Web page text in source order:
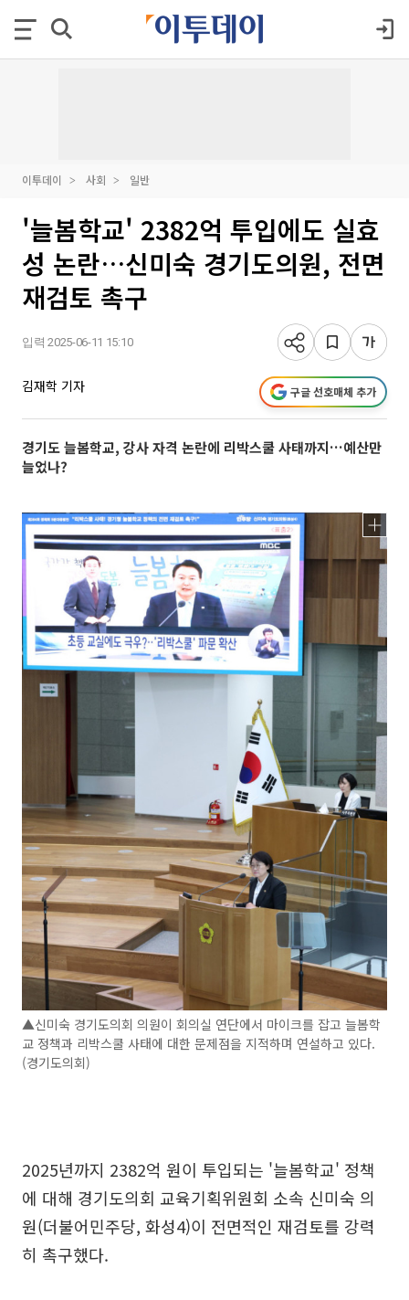
이투데이 사회 일반
'늘봄학교' 2382억 투입에도 실효
성 논란…신미숙 경기도의원, 전면
재검토 촉구
입력 2025-06-11 15:10
김재학 기자 구글 선호매체 추가
경기도 늘봄학교, 강사 자격 논란에 리박스쿨 사태까지…예산만
늘었나?
▲신미숙 경기도의회 의원이 회의실 연단에서 마이크를 잡고 늘봄학
교 정책과 리박스쿨 사태에 대한 문제점을 지적하며 연설하고 있다.
(경기도의회)
2025년까지 2382억 원이 투입되는 '늘봄학교' 정책
에 대해 경기도의회 교육기획위원회 소속 신미숙 의
원(더불어민주당, 화성4)이 전면적인 재검토를 강력
히 촉구했다.